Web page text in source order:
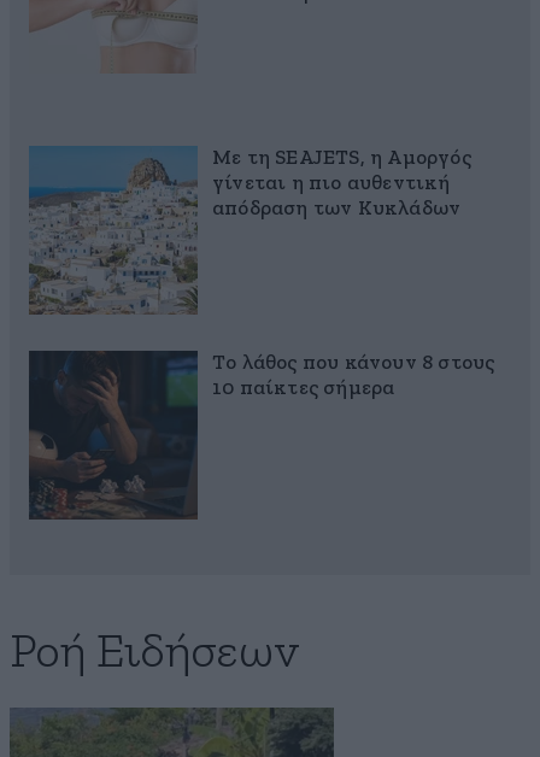
Με τη SEAJETS, η Αμοργός
γίνεται η πιο αυθεντική
απόδραση των Κυκλάδων
Το λάθος που κάνουν 8 στους
10 παίκτες σήμερα
Ροή Ειδήσεων